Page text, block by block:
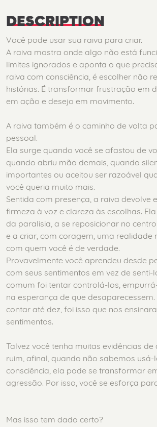
DESCRIPTION
Você pode usar sua raiva para criar.
A raiva mostra onde algo não está
limites ignorados e aponta o que
raiva com consciência, é escolher não
histórias. É transformar frustração em
em ação e desejo em movimento.
A raiva também é o caminho de volta
pessoal.
Ela surge quando você se afastou de
quando abriu mão demais, quando
importantes ou aceitou ser razoável
você queria muito mais.
Sentida com presença, a raiva devolve
firmeza à voz e clareza às escolhas.
da paralisia, a se reposicionar no
e a criar, com coragem, uma realidade
com quem você é de verdade.
Provavelmente você aprendeu desde
com seus sentimentos em vez de senti-
comum foi tentar controlá-los,
na esperança de que
contar até dez, foi isso que nos
sentimentos.
Talvez você tenha muitas evidências de
ruim, afinal, quando não sabemos usá-
consciência, ela pode se transformar
agressão. Por isso, você se esforça
Mas isso tem dado certo?